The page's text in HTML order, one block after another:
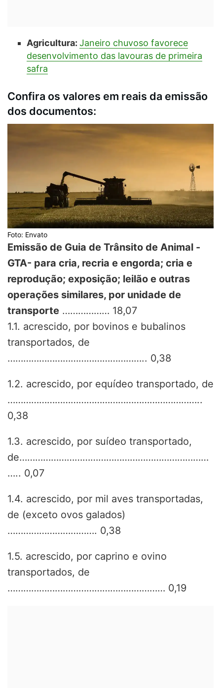
Agricultura: Janeiro chuvoso favorece
desenvolvimento das lavouras de primeira
safra
Confira os valores em reais da emissão
dos documentos:
Foto: Envato
Emissão de Guia de Trânsito de Animal -
GTA- para cria, recria e engorda; cria e
reprodução; exposição; leilão e outras
operações similares, por unidade de
transporte ……………… 18,07
1.1. acrescido, por bovinos e bubalinos
transportados, de
…………………………………………….. 0,38
1.2. acrescido, por equídeo transportado, de
………………………………………………………………..
0,38
1.3. acrescido, por suídeo transportado,
de………………………………………………………………
….. 0,07
1.4. acrescido, por mil aves transportadas,
de (exceto ovos galados)
……………………………. 0,38
1.5. acrescido, por caprino e ovino
transportados, de
…………………………………………………… 0,19